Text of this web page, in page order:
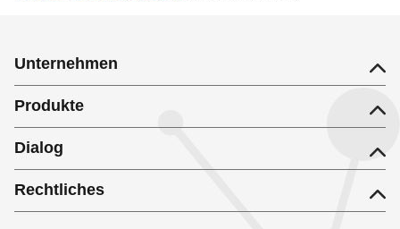
Unternehmen
Produkte
Dialog
Rechtliches